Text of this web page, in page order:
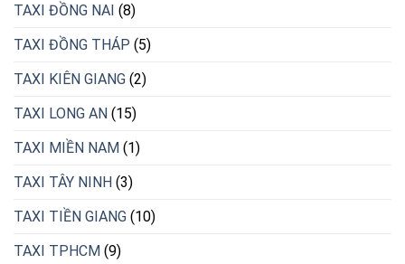
TAXI ĐỒNG NAI (8)
TAXI ĐỒNG THÁP (5)
TAXI KIÊN GIANG (2)
TAXI LONG AN (15)
TAXI MIỀN NAM (1)
TAXI TÂY NINH (3)
TAXI TIỀN GIANG (10)
TAXI TPHCM (9)